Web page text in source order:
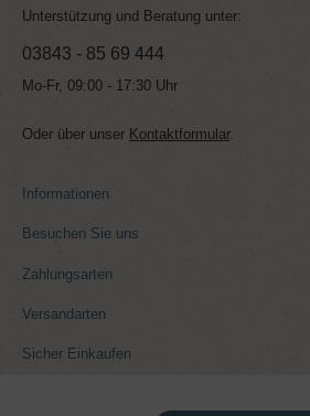
Informationen
Unterstützung und Beratung unter:
03843 - 85 69 444
Mo-Fr, 09:00 - 17:30 Uhr
Oder über unser Kontaktformular.
Besuchen Sie uns
Zahlungsarten
Versandarten
Sicher Einkaufen